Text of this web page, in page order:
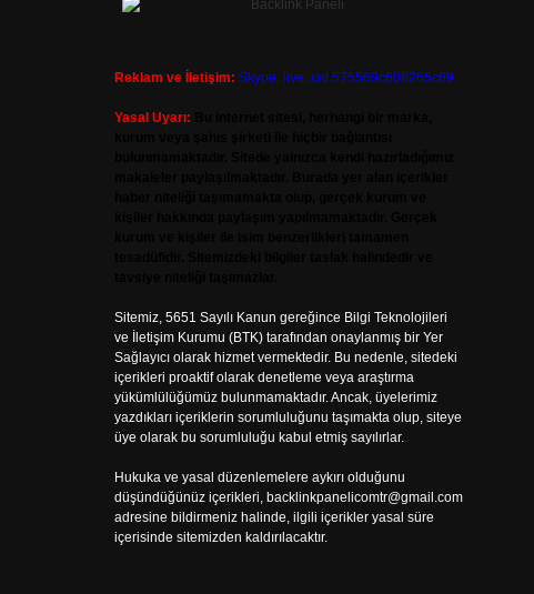
Reklam ve İletişim: Skype: live:.cid.575569c608265c69
Yasal Uyarı:
Sitemiz, 5651 Sayılı Kanun gereğince Bilgi Teknolojileri
ve İletişim Kurumu (BTK) tarafından onaylanmış bir Yer
Sağlayıcı olarak hizmet vermektedir. Bu nedenle, sitedeki
içerikleri proaktif olarak denetleme veya araştırma
yükümlülüğümüz bulunmamaktadır. Ancak, üyelerimiz
yazdıkları içeriklerin sorumluluğunu taşımakta olup, siteye
üye olarak bu sorumluluğu kabul etmiş sayılırlar.
Hukuka ve yasal düzenlemelere aykırı olduğunu
düşündüğünüz içerikleri, backlinkpanelicomtr@gmail.com
adresine bildirmeniz halinde, ilgili içerikler yasal süre
içerisinde sitemizden kaldırılacaktır.